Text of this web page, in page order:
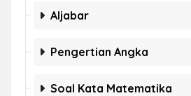
Aljabar
Pengertian Angka
Soal Kata Matematika